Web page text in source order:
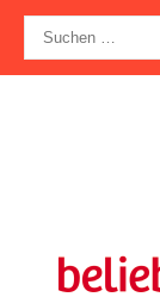
Zum
Inhalt
springen
nach: